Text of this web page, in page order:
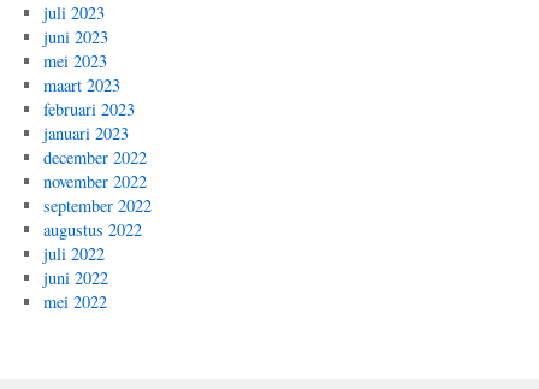
juli 2023
juni 2023
mei 2023
maart 2023
februari 2023
januari 2023
december 2022
november 2022
september 2022
augustus 2022
juli 2022
juni 2022
mei 2022